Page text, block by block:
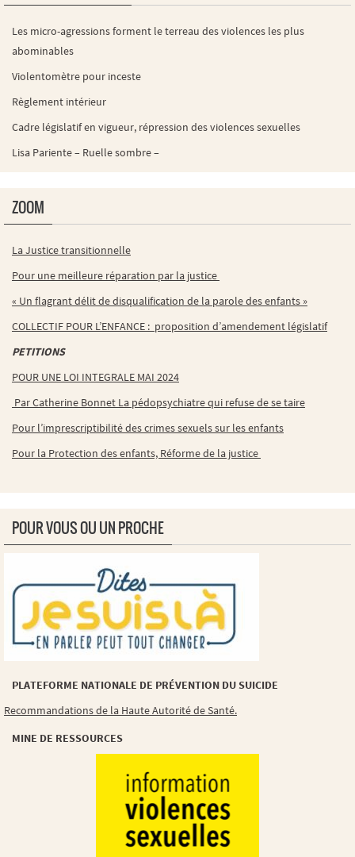
Les micro-agressions forment le terreau des violences les plus
abominables
Violentomètre pour inceste
Règlement intérieur
Cadre législatif en vigueur, répression des violences sexuelles
Lisa Pariente – Ruelle sombre –
ZOOM
La Justice transitionnelle
Pour une meilleure réparation par la justice
« Un flagrant délit de disqualification de la parole des enfants »
COLLECTIF POUR L’ENFANCE : proposition d’amendement législatif
PETITIONS
POUR UNE LOI INTEGRALE MAI 2024
Par Catherine Bonnet La pédopsychiatre qui refuse de se taire
Pour l’imprescriptibilité des crimes sexuels sur les enfants
Pour la Protection des enfants, Réforme de la justice
POUR VOUS OU UN PROCHE
PLATEFORME NATIONALE DE PRÉVENTION DU SUICIDE
Recommandations de la Haute Autorité de Santé.
MINE DE RESSOURCES